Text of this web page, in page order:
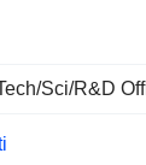
Sci/R&D